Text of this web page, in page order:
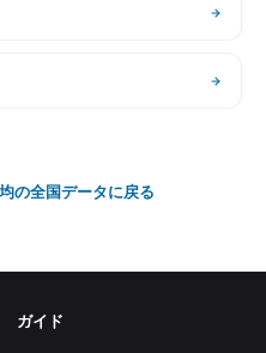
の全国データに戻る
ガイド